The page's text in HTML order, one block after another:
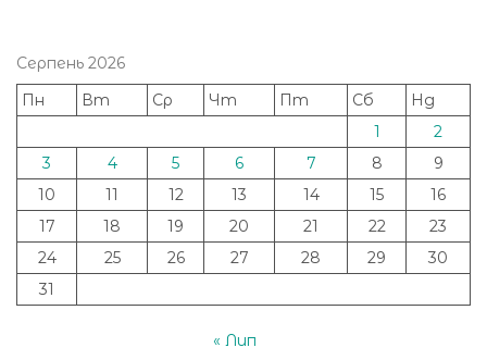
Серпень 2026
Пн
Вт Ср Чт Пт Сб
Нд
1
2
3
4 5 6 7 8
9
10
11 12 13 14 15
16
17
18 19 20 21 22
23
24
25 26 27 28 29
30
31
« Лип